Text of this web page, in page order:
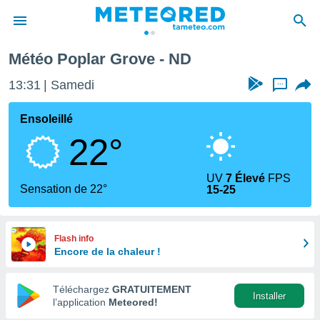
de
en
Météo Poplar Grove - ND
13:31 Samedi ...
Ensoleillé
22°
Sensation de 22°
UV7 Élevé FPS
15-25
Flash info
Encore de la chaleur !
Téléchargez GRATUITEMENT
l’application Meteored!
Installer